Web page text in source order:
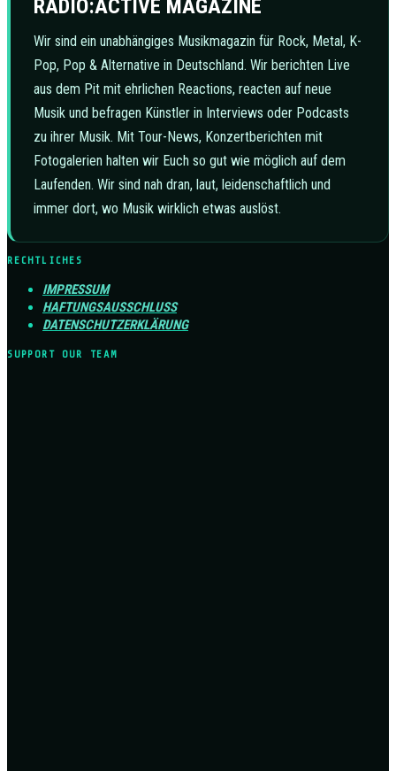
RADIO:ACTIVE MAGAZINE
Wir sind ein unabhängiges Musikmagazin für Rock, Metal, K-
Pop, Pop & Alternative in Deutschland. Wir berichten Live
aus dem Pit mit ehrlichen Reactions, reacten auf neue
Musik und befragen Künstler in Interviews oder Podcasts
zu ihrer Musik. Mit Tour-News, Konzertberichten mit
Fotogalerien halten wir Euch so gut wie möglich auf dem
Laufenden. Wir sind nah dran, laut, leidenschaftlich und
immer dort, wo Musik wirklich etwas auslöst.
RECHTLICHES
IMPRESSUM
HAFTUNGSAUSSCHLUSS
DATENSCHUTZERKLÄRUNG
SUPPORT OUR TEAM